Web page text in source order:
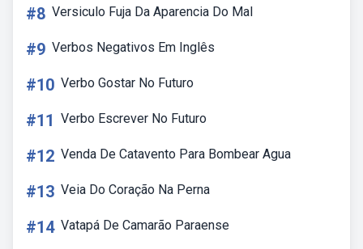
#8 Versiculo Fuja Da Aparencia Do Mal
#9 Verbos Negativos Em Inglês
#10 Verbo Gostar No Futuro
#11 Verbo Escrever No Futuro
#12 Venda De Catavento Para Bombear Agua
#13 Veia Do Coração Na Perna
#14 Vatapá De Camarão Paraense